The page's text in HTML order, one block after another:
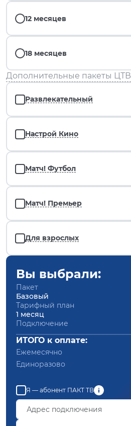
12 месяцев
18 месяцев
Дополнительные пакеты ЦТВ
Развлекательный
Настрой Кино
Матч! Футбол
Матч! Премьер
Для взрослых
Вы выбрали:
Пакет
Базовый
Тарифный план
1 месяц
Подключение
ИТОГО к оплате:
Ежемесячно
Единоразово
Я — абонент ПАКТ ТВ